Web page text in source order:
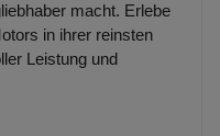
macht. Erlebe
in ihrer reinsten
Leistung und